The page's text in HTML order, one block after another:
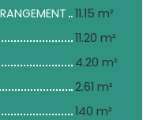
11.15 m²
11.20 m²
4.20 m²
2.61 m²
140 m²